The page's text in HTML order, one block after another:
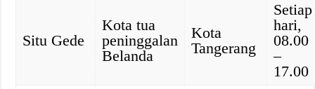
Situ Gede
Kota tua
peninggalan
Belanda
Kota
Tangerang
Setiap
hari,
08.00
–
17.00